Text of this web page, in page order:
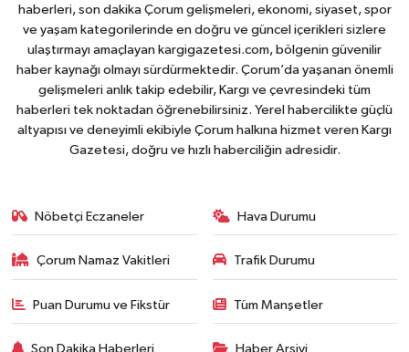
haberleri, son dakika Çorum gelişmeleri, ekonomi, siyaset, spor
ve yaşam kategorilerinde en doğru ve güncel içerikleri sizlere
ulaştırmayı amaçlayan kargigazetesi.com, bölgenin güvenilir
haber kaynağı olmayı sürdürmektedir. Çorum’da yaşanan önemli
gelişmeleri anlık takip edebilir, Kargı ve çevresindeki tüm
haberleri tek noktadan öğrenebilirsiniz. Yerel habercilikte güçlü
altyapısı ve deneyimli ekibiyle Çorum halkına hizmet veren Kargı
Gazetesi, doğru ve hızlı haberciliğin adresidir.
Nöbetçi Eczaneler Hava Durumu
Çorum Namaz Vakitleri Trafik Durumu
Puan Durumu ve Fikstür Tüm Manşetler
Son Dakika Haberleri Haber Arşivi